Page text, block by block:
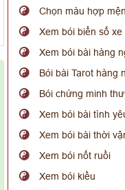
Chọn màu hợp
Xem bói biển số xe
Xem bói bài hàng
Bói bài Tarot hàng
Bói chứng minh
Xem bói bài tình
Xem bói bài thời
Xem bói nốt ruồi
Xem bói kiều